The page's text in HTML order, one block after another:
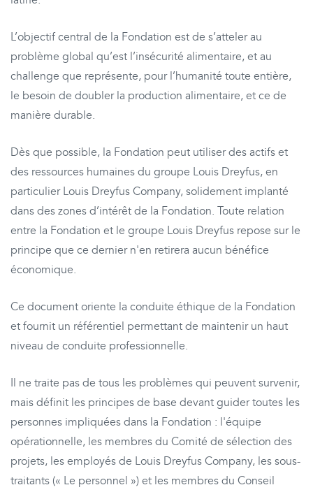
L’objectif central de la Fondation est de s’atteler au
problème global qu’est l’insécurité alimentaire, et au
challenge que représente, pour l’humanité toute entière,
le besoin de doubler la production alimentaire, et ce de
manière durable.
Dès que possible, la Fondation peut utiliser des actifs et
des ressources humaines du groupe Louis Dreyfus, en
particulier Louis Dreyfus Company, solidement implanté
dans des zones d’intérêt de la Fondation. Toute relation
entre la Fondation et le groupe Louis Dreyfus repose sur le
principe que ce dernier n'en retirera aucun bénéfice
économique.
Ce document oriente la conduite éthique de la Fondation
et fournit un référentiel permettant de maintenir un haut
niveau de conduite professionnelle.
Il ne traite pas de tous les problèmes qui peuvent survenir,
mais définit les principes de base devant guider toutes les
personnes impliquées dans la Fondation : l'équipe
opérationnelle, les membres du Comité de sélection des
projets, les employés de Louis Dreyfus Company, les sous-
traitants (« Le personnel ») et les membres du Conseil